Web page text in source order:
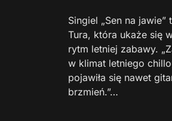
Singiel „Sen na jawie”
Tura, która ukaże się
rytm letniej zabawy.
w klimat letniego
pojawiła się nawet
brzmień.”…